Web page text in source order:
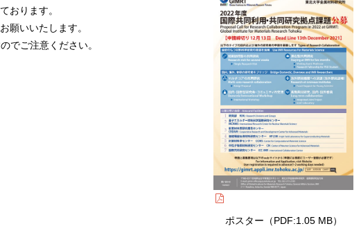
ポスター（PDF:1.05 MB）
おります。
願いいたします。
でご注意ください。